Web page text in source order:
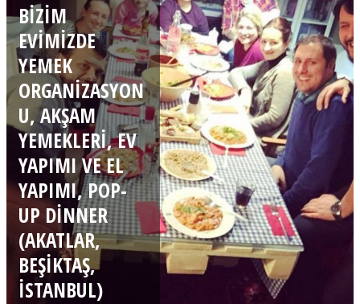
BIZIM
EVIMIZDE
YEMEK
ORGANIZASYON
U, AKŞAM
YEMEKLERI, EV
YAPIMI VE EL
YAPIMI, POP-
UP DINNER
(AKATLAR,
BEŞIKTAŞ,
İSTANBUL)